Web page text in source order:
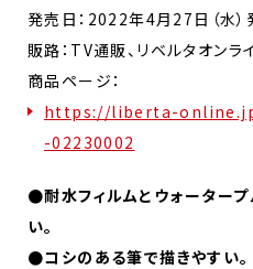
発売日：2022年4月27日（水）
販路：TV通販、リベルタオンラ
商品ページ：
https://liberta-
-02230002
●耐水フィルムとウォータープ
い。
●コシのある筆で描きやすい。